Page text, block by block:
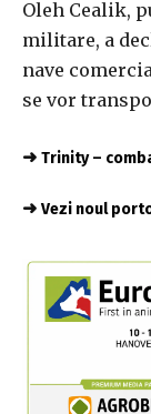
Oleh Cealik,
militare, a
nave
se vor
➜ Trinity –
➜ Vezi noul